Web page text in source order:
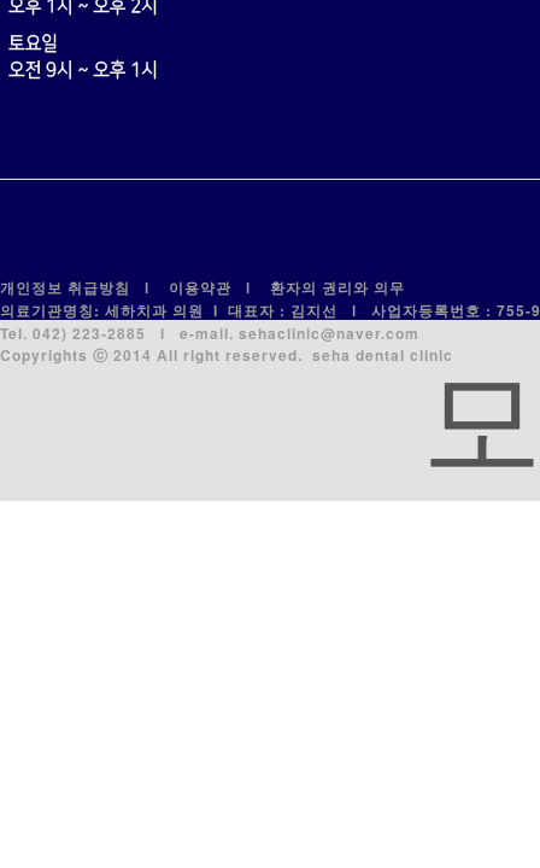
개인정보 취급방침 l 이용약관 l 환자의 권리와 의무
의료기관명칭: 세하치과 의원 l 대표자 : 김지선 l 사업자등록번호 :
Tel. 042) 223-2885 l e-mail. sehaclinic@naver.com
Copyrights ⓒ 2014 All right reserved. seha dental clinic